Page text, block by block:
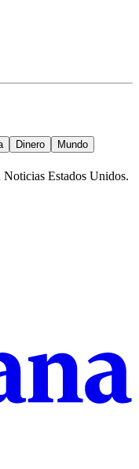
Dinero
Mundo
Noticias Estados Unidos.